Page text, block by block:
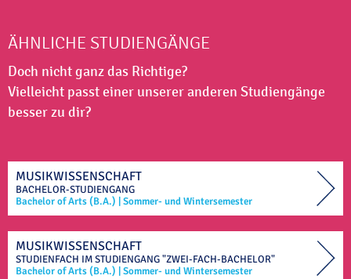
ÄHNLICHE STUDIENGÄNGE
Doch nicht ganz das Richtige?
Vielleicht passt einer unserer anderen Studiengänge
besser zu dir?
MUSIKWISSENSCHAFT
BACHELOR-STUDIENGANG
Bachelor of Arts (B.A.)
Sommer- und Wintersemester
MUSIKWISSENSCHAFT
STUDIENFACH IMSTUDIENGANG "ZWEI-FACH-BACHELOR"
Bachelor of Arts (B.A.)
Sommer- und Wintersemester